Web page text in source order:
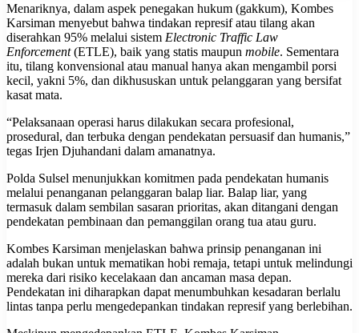
Menariknya, dalam aspek penegakan hukum (gakkum), Kombes
Karsiman menyebut bahwa tindakan represif atau tilang akan
diserahkan 95% melalui sistem Electronic Traffic Law
Enforcement(ETLE), baik yang statis maupun mobile. Sementara
itu, tilang konvensional atau manual hanya akan mengambil porsi
kecil, yakni 5%, dan dikhususkan untuk pelanggaran yang bersifat
kasat mata.
“Pelaksanaan operasi harus dilakukan secara profesional,
prosedural, dan terbuka dengan pendekatan persuasif dan humanis,”
tegas Irjen Djuhandani dalam amanatnya.
Polda Sulsel menunjukkan komitmen pada pendekatan humanis
melalui penanganan pelanggaran balap liar. Balap liar, yang
termasuk dalam sembilan sasaran prioritas, akan ditangani dengan
pendekatan pembinaan dan pemanggilan orang tua atau guru.
Kombes Karsiman menjelaskan bahwa prinsip penanganan ini
adalah bukan untuk mematikan hobi remaja, tetapi untuk melindungi
mereka dari risiko kecelakaan dan ancaman masa depan.
Pendekatan ini diharapkan dapat menumbuhkan kesadaran berlalu
lintas tanpa perlu mengedepankan tindakan represif yang berlebihan.